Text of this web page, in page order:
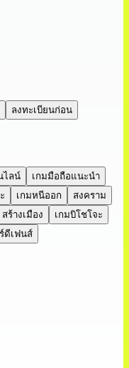
ลงทะเบียนก่อน
ไลน์
เกมมือถือแนะนำ
เกมหนีออก
สงคราม
สร้างเมือง
เกมบิโชโจะ
ดีเฟนส์